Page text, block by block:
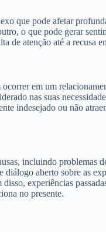
que pode afetar
o que pode gerar
de atenção até a recusa
em um
nas suas
indesejado ou não
incluindo problemas
aberto sobre as
experiências
no presente.